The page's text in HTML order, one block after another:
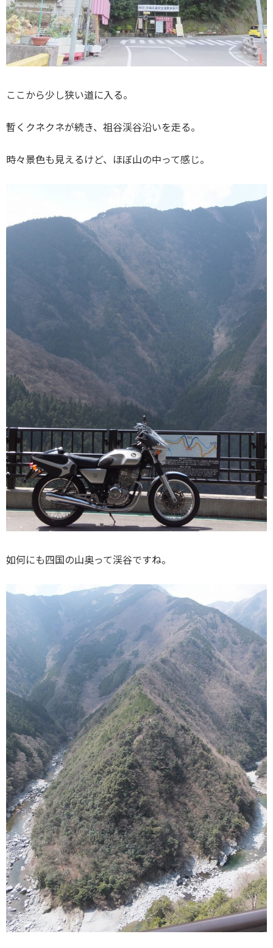
ここから少し狭い道に入る。
暫くクネクネが続き、祖谷渓谷沿いを走る。
時々景色も見えるけど、ほぼ山の中って感じ。
如何にも四国の山奥って渓谷ですね。